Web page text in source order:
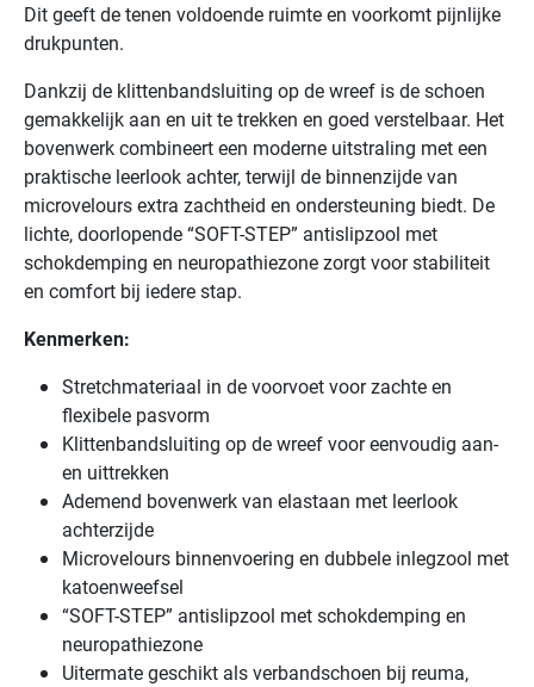
Dit geeft de tenen voldoende ruimte en voorkomt pijnlijke
drukpunten.
Dankzij de klittenbandsluiting op de wreef is de schoen
gemakkelijk aan en uit te trekken en goed verstelbaar. Het
bovenwerk combineert een moderne uitstraling met een
praktische leerlook achter, terwijl de binnenzijde van
microvelours extra zachtheid en ondersteuning biedt. De
lichte, doorlopende “SOFT-STEP” antislipzool met
schokdemping en neuropathiezone zorgt voor stabiliteit
en comfort bij iedere stap.
Kenmerken:
Stretchmateriaal in de voorvoet voor zachte en
flexibele pasvorm
Klittenbandsluiting op de wreef voor eenvoudig aan-
en uittrekken
Ademend bovenwerk van elastaan met leerlook
achterzijde
Microvelours binnenvoering en dubbele inlegzool met
katoenweefsel
“SOFT-STEP” antislipzool met schokdemping en
neuropathiezone
Uitermate geschikt als verbandschoen bij reuma,
Promed
is
comfortabele
verbandschoen
die
speciaal
is
ontworpen
voor
drukgevoelige
en
voeten.
voorvoet
uitgevoerd
rekbaar,
ademend
stretchmateriaal
zich